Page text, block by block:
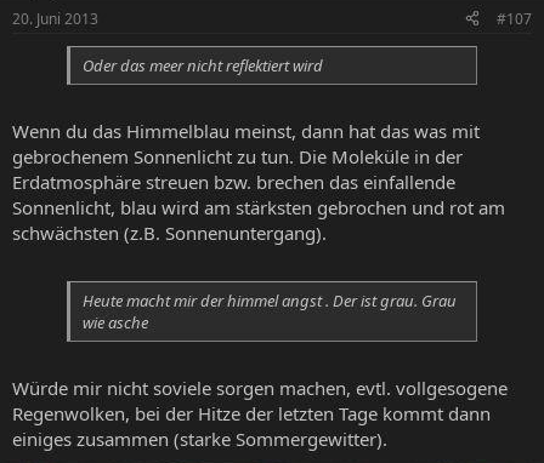
20. Juni 2013 #107
Oder das meer nicht reflektiert wird
Wenn du das Himmelblau meinst, dann hat das was mit
gebrochenem Sonnenlicht zu tun. Die Moleküle in der
Erdatmosphäre streuen bzw. brechen das einfallende
Sonnenlicht, blau wird am stärksten gebrochen und rot am
schwächsten (z.B. Sonnenuntergang).
Heute macht mir der himmel angst . Der ist grau. Grau
wie asche
Würde mir nicht soviele sorgen machen, evtl. vollgesogene
Regenwolken, bei der Hitze der letzten Tage kommt dann
einiges zusammen (starke Sommergewitter).